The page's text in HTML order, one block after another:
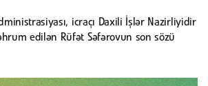
icraçı Daxili İşlər Nazirliyidir
edilən Rüfət Səfərovun son sözü